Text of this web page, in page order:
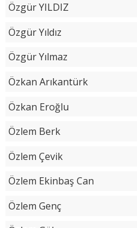
Özgür YILDIZ
Özgür Yıldız
Özgür Yılmaz
Özkan Arıkantürk
Özkan Eroğlu
Özlem Berk
Özlem Çevik
Özlem Ekinbaş Can
Özlem Genç